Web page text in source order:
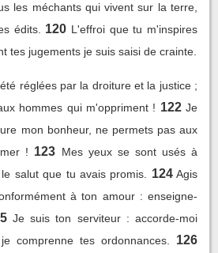
les méchants qui vivent sur la terre,
édits.
120 L'effroi que tu m'inspires
tes jugements je suis saisi de crainte.
réglées par la droiture et la justice ;
hommes qui m'oppriment ! 122 Je
mon bonheur, ne permets pas aux
! 123 Mes yeux se sont usés à
salut que tu avais promis.
124 Agis
à ton amour : enseigne-
Je suis ton serviteur : accorde-moi
comprenne tes ordonnances.
126